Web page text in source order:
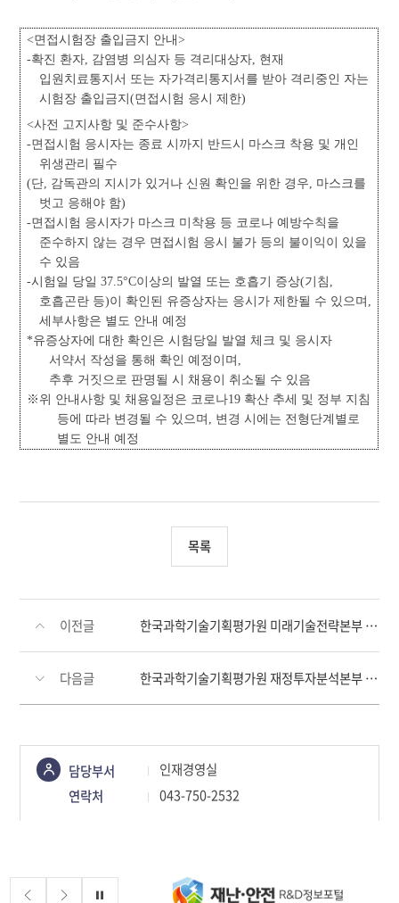
<면접시험장 출입금지 안내>
-확진 환자, 감염병 의심자 등 격리대상자, 현재
입원치료통지서 또는 자가격리통지서를 받아 격리중인 자는
시험장 출입금지(면접시험 응시 제한)
<사전 고지사항 및 준수사항>
-면접시험 응시자는 종료 시까지 반드시 마스크 착용 및 개인
위생관리 필수
(단, 감독관의 지시가 있거나 신원 확인을 위한 경우, 마스크를
벗고 응해야 함)
-면접시험 응시자가 마스크 미착용 등 코로나 예방수칙을
준수하지 않는 경우 면접시험 응시 불가 등의 불이익이 있을
수 있음
-시험일 당일37.5°C이상의 발열 또는 호흡기 증상(기침,
호흡곤란 등)이 확인된 유증상자는 응시가 제한될 수 있으며,
세부사항은 별도 안내 예정
*유증상자에 대한 확인은 시험당일 발열 체크 및 응시자
서약서 작성을 통해 확인 예정이며,
추후 거짓으로 판명될 시 채용이 취소될 수 있음
※위 안내사항 및 채용일정은 코로나19 확산 추세 및 정부 지침
등에 따라 변경될 수 있으며, 변경 시에는 전형단계별로
별도 안내 예정
목록
이전글 한국과학기술기획평가원 미래기술전략본부 기술예측센터 육아휴직 대체인력 채용 공고
다음글 한국과학기술기획평가원 재정투자분석본부 예비타당성조사1센터 육아휴직 대체인력 채용 재공고
콘텐츠
정보책임자
담당부서
인재경영실
연락처
043-750-2532
배너존